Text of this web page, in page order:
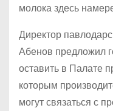
молока здесь
Директор
Абенов предложил
оставить в Палате
которым
могут связаться с